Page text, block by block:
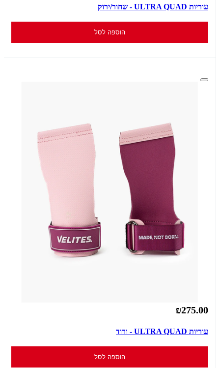
עוריות ULTRA QUAD - שחור/ירוק
הוספה לסל
₪275.00
עוריות ULTRA QUAD - ורוד
הוספה לסל